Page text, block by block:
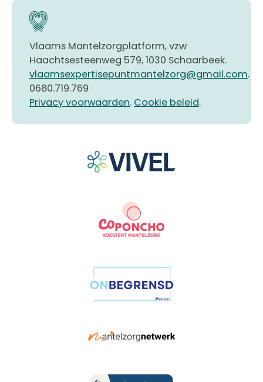
Vlaams Mantelzorgplatform, vzw
Haachtsesteenweg 579, 1030 Schaarbeek.
vlaamsexpertisepuntmantelzorg@gmail.com.
0680.719.769
Privacy voorwaarden. Cookie beleid.